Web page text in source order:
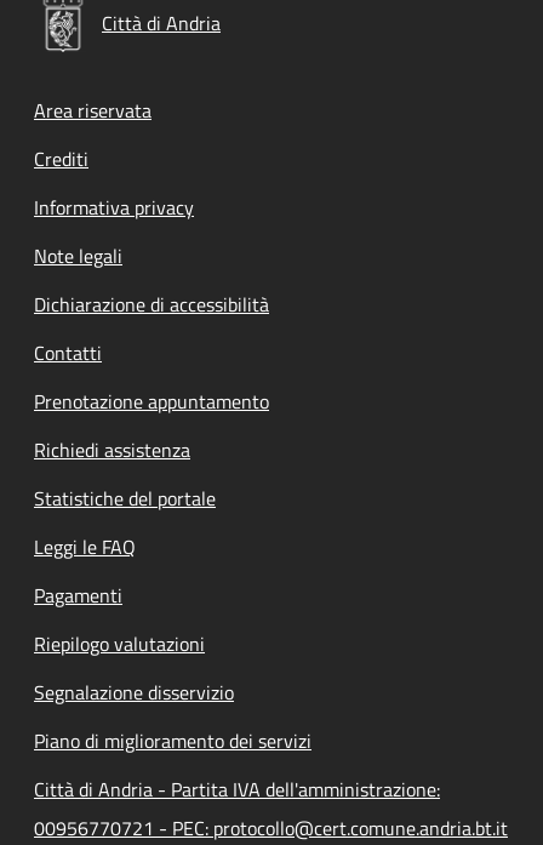
Città di Andria
Footer menu
Area riservata
Crediti
Informativa privacy
Note legali
Dichiarazione di accessibilità
Contatti
Prenotazione appuntamento
Richiedi assistenza
Statistiche del portale
Leggi le FAQ
Pagamenti
Riepilogo valutazioni
Segnalazione disservizio
Piano di miglioramento dei servizi
Città di Andria - Partita IVA dell'amministrazione:
00956770721 - PEC: protocollo@cert.comune.andria.bt.it